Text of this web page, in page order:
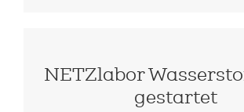
NETZlabor
gestartet